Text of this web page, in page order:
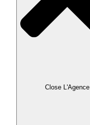
Close L'Agence